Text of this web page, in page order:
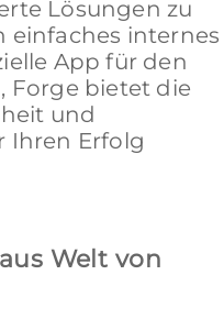
Lösungen zu
einfaches internes
App für den
Forge bietet die
und
Ihren Erfolg
Welt von